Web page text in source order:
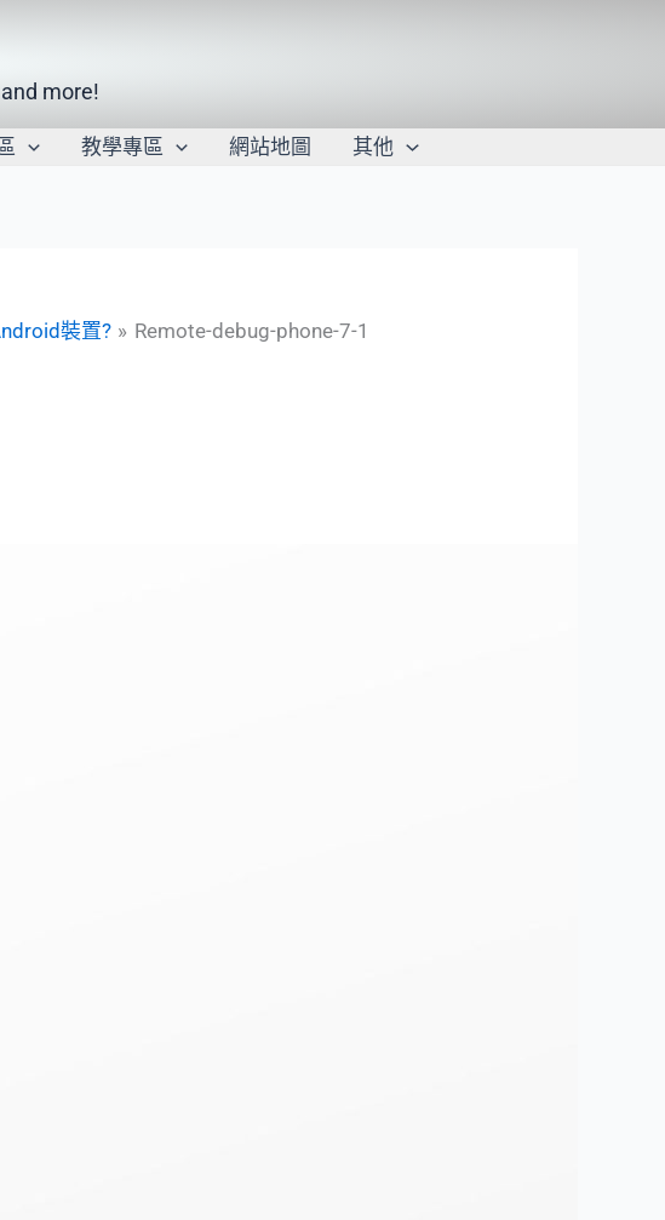
more!
教學專區 網站地圖 其他
裝置? Remote-debug-phone-7-1